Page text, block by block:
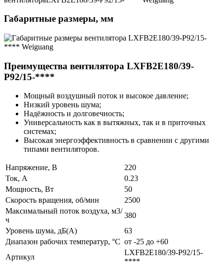
Габаритные размеры, мм
Преимущества вентилятора LXFB2E180/39-
P92/15-****
Мощный воздушный поток и высокое давление;
Низкий уровень шума;
Надёжность и долговечность;
Универсальность как в вытяжных, так и в приточных
системах;
Высокая энергоэффективность в сравнении с другими
типами вентиляторов.
Напряжение, В
220
Ток, А
0.23
Мощность, Вт
50
Скорость вращения, об/мин
2500
Максимальный поток воздуха, м3/
ч
380
Уровень шума, дБ(А)
63
Диапазон рабочих температур, °C от -25 до +60
Артикул
LXFB2E180/39-P92/15-
****